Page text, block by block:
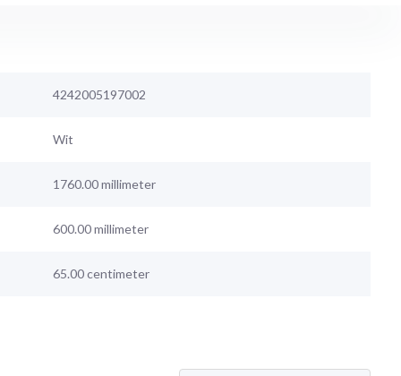
4242005197002
Wit
1760.00 millimeter
600.00 millimeter
65.00 centimeter